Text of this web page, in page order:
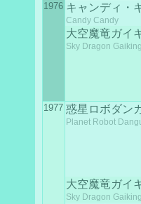
1976 キャンディ・
Candy Candy
大空魔竜ガイ
Sky Dragon Gaiking
1977 惑星ロボダン
Planet Robot
大空魔竜ガイ
Sky Dragon Gaiking